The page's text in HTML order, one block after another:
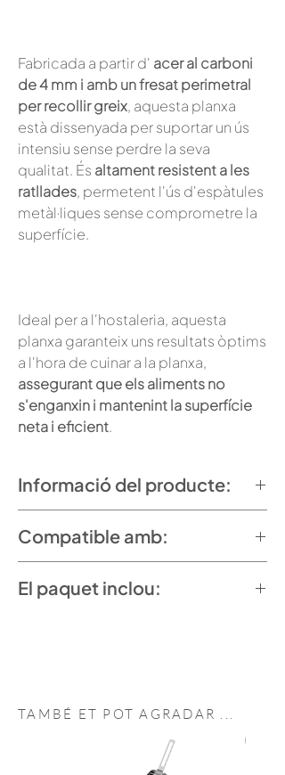
Fabricada a partir d' acer al carboni
de 4 mm i amb un fresat perimetral
per recollir greix, aquesta planxa
està dissenyada per suportar un ús
intensiu sense perdre la seva
qualitat. És altament resistent a les
ratllades, permetent l'ús d'espàtules
metàl·liques sense comprometre la
superfície.
Ideal per a l'hostaleria, aquesta
planxa garanteix uns resultats òptims
a l'hora de cuinar a la planxa,
assegurant que els aliments no
s'enganxin i mantenint la superfície
neta i eficient.
Informació del producte:
Material: Crom dur
Compatible amb:
Barbacoa Caliu Catering
El paquet inclou:
TAMBÉ ET POT AGRADAR ...